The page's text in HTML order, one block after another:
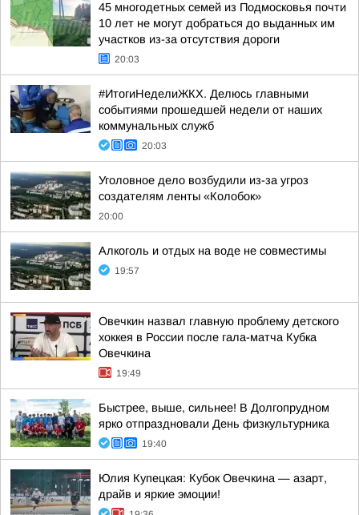
45 многодетных семей из Подмосковья почти
10 лет не могут добраться до выданных им
участков из-за отсутствия дороги
20:03
#ИтогиНеделиЖКХ. Делюсь главными
событиями прошедшей недели от наших
коммунальных служб
20:03
Уголовное дело возбудили из-за угроз
создателям ленты «Колобок»
20:00
Алкоголь и отдых на воде не совместимы
19:57
Овечкин назвал главную проблему детского
хоккея в России после гала-матча Кубка
Овечкина
19:49
Быстрее, выше, сильнее! В Долгопрудном
ярко отпраздновали День физкультурника
19:40
Юлия Купецкая: Кубок Овечкина — азарт,
драйв и яркие эмоции!